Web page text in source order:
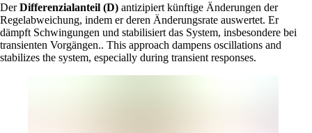
DerDifferenzialanteil (D) antizipiert künftige Änderungen der
Regelabweichung, indem er deren Änderungsrate auswertet. Er
dämpft Schwingungen und stabilisiert das System, insbesondere bei
transienten Vorgängen.. This approach dampens oscillations and
stabilizes the system, especially during transient responses.